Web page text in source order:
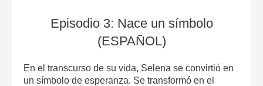
Episodio 3: Nace un símbolo
(ESPAÑOL)
En el transcurso de su vida, Selena se convirtió en
un símbolo de esperanza. Se transformó en el